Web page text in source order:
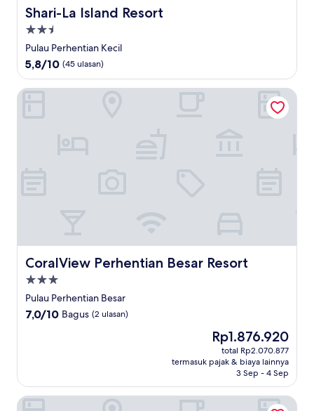
Shari-La Island Resort
Shari-La Island Resort
Properti
bintang
2.5
Pulau Perhentian Kecil
5.8
dari
10,
5,8/10 (45 ulasan)
CoralView Perhentian Besar Resort
CoralView Perhentian Besar Resort
Properti
bintang
3.0
Pulau Perhentian Besar
7.0
7,0/10 Bagus (2 ulasan)
Harga
sekarang
Rp1.876.920
Rp1.876.920
total Rp2.070.877
termasuk pajak & biaya lainnya
3 Sep - 4 Sep
CoralView Perhentian Besar Resort
Coralview Bluestar Perhentian